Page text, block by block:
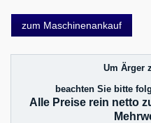
zum Maschinenankauf
Um Ärger
beachten Sie bitte
Alle Preise rein netto